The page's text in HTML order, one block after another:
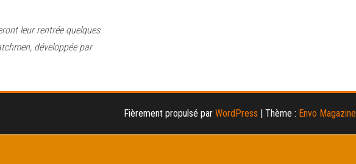
leur rentrée quelques
développée par
Fièrement propulsé par WordPress | Thème : Envo Magazine